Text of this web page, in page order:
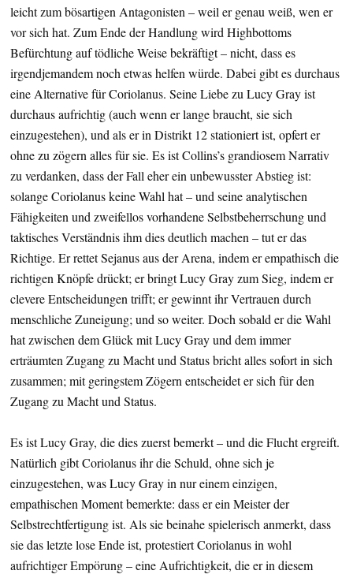
leicht zum bösartigen Antagonisten – weil er genau weiß, wen er
vor sich hat. Zum Ende der Handlung wird Highbottoms
Befürchtung auf tödliche Weise bekräftigt – nicht, dass es
irgendjemandem noch etwas helfen würde. Dabei gibt es durchaus
eine Alternative für Coriolanus. Seine Liebe zu Lucy Gray ist
durchaus aufrichtig (auch wenn er lange braucht, sie sich
einzugestehen), und als er in Distrikt 12 stationiert ist, opfert er
ohne zu zögern alles für sie. Es ist Collins’s grandiosem Narrativ
zu verdanken, dass der Fall eher ein unbewusster Abstieg ist:
solange Coriolanus keine Wahl hat – und seine analytischen
Fähigkeiten und zweifellos vorhandene Selbstbeherrschung und
taktisches Verständnis ihm dies deutlich machen – tut er das
Richtige. Er rettet Sejanus aus der Arena, indem er empathisch die
richtigen Knöpfe drückt; er bringt Lucy Gray zum Sieg, indem er
clevere Entscheidungen trifft; er gewinnt ihr Vertrauen durch
menschliche Zuneigung; und so weiter. Doch sobald er die Wahl
hat zwischen dem Glück mit Lucy Gray und dem immer
erträumten Zugang zu Macht und Status bricht alles sofort in sich
zusammen; mit geringstem Zögern entscheidet er sich für den
Zugang zu Macht und Status.
Es ist Lucy Gray, die dies zuerst bemerkt – und die Flucht ergreift.
Natürlich gibt Coriolanus ihr die Schuld, ohne sich je
einzugestehen, was Lucy Gray in nur einem einzigen,
empathischen Moment bemerkte: dass er ein Meister der
Selbstrechtfertigung ist. Als sie beinahe spielerisch anmerkt, dass
sie das letzte lose Ende ist, protestiert Coriolanus in wohl
aufrichtiger Empörung – eine Aufrichtigkeit, die er in diesem